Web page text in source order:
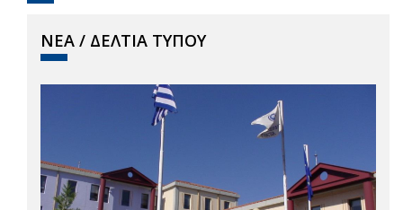
ΝΕΑ / ΔΕΛΤΙΑ ΤΥΠΟΥ